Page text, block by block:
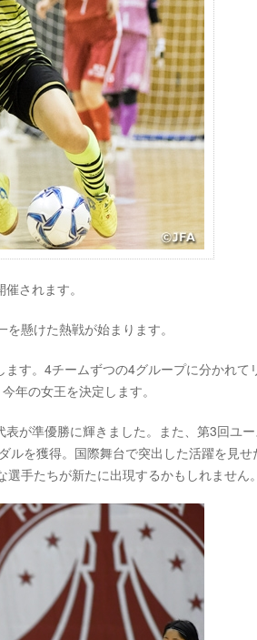
されます。
懸けた熱戦が始まります。
す。4チームずつの4グループに分かれて
年の女王を決定します。
が準優勝に輝きました。また、第3回ユ
ルを獲得。国際舞台で突出した活躍を見せ
手たちが新たに出現するかもしれません